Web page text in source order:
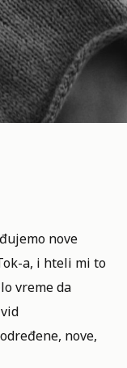
nove
a, i hteli mi to
vreme da
nove,